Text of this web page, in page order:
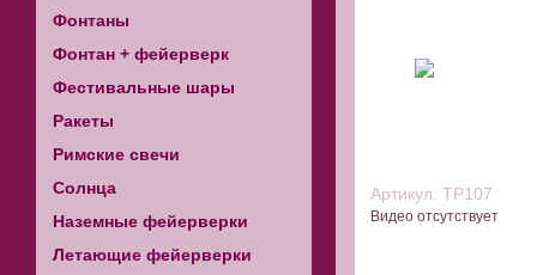
Фонтаны
Фонтан + фейерверк
Фестивальные шары
Ракеты
Римские свечи
Солнца
Наземные фейерверки
Летающие фейерверки
Артикул:ТР107
Видео отсутствует